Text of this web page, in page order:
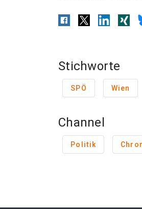
Stichworte
SPÖ Wien
Channel
Politik